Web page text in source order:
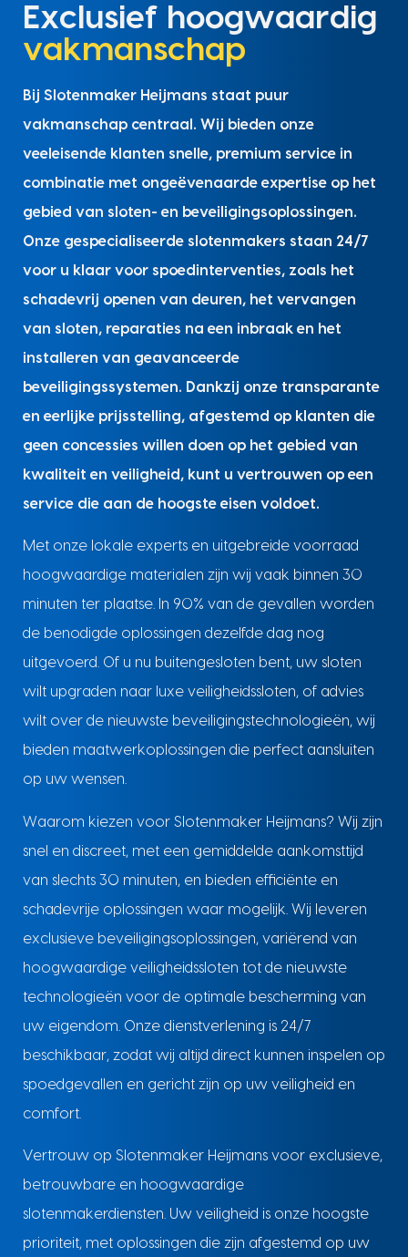
Exclusief hoogwaardig
vakmanschap
Bij Slotenmaker Heijmans staat puur
vakmanschap centraal. Wij bieden onze
veeleisende klanten snelle, premium service in
combinatie met ongeëvenaarde expertise op het
gebied van sloten- en beveiligingsoplossingen.
Onze gespecialiseerde slotenmakers staan 24/7
voor u klaar voor spoedinterventies, zoals het
schadevrij openen van deuren, het vervangen
van sloten, reparaties na een inbraak en het
installeren van geavanceerde
beveiligingssystemen. Dankzij onze transparante
en eerlijke prijsstelling, afgestemd op klanten die
geen concessies willen doen op het gebied van
kwaliteit en veiligheid, kunt u vertrouwen op een
service die aan de hoogste eisen voldoet.
Met onze lokale experts en uitgebreide voorraad
hoogwaardige materialen zijn wij vaak binnen 30
minuten ter plaatse. In 90% van de gevallen worden
de benodigde oplossingen dezelfde dag nog
uitgevoerd. Of u nu buitengesloten bent, uw sloten
wilt upgraden naar luxe veiligheidssloten, of advies
wilt over de nieuwste beveiligingstechnologieën, wij
bieden maatwerkoplossingen die perfect aansluiten
op uw wensen.
Waarom kiezen voor Slotenmaker Heijmans? Wij zijn
snel en discreet, met een gemiddelde aankomsttijd
van slechts 30 minuten, en bieden efficiënte en
schadevrije oplossingen waar mogelijk. Wij leveren
exclusieve beveiligingsoplossingen, variërend van
hoogwaardige veiligheidssloten tot de nieuwste
technologieën voor de optimale bescherming van
uw eigendom. Onze dienstverlening is 24/7
beschikbaar, zodat wij altijd direct kunnen inspelen op
spoedgevallen en gericht zijn op uw veiligheid en
comfort.
Vertrouw op Slotenmaker Heijmans voor exclusieve,
betrouwbare en hoogwaardige
slotenmakerdiensten. Uw veiligheid is onze hoogste
prioriteit, met oplossingen die zijn afgestemd op uw